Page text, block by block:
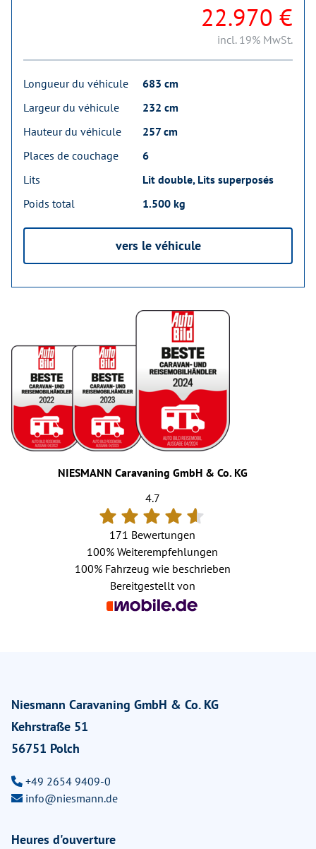
22.970 €
incl. 19% MwSt.
Longueur du véhicule
683 cm
Largeur du véhicule
232 cm
Hauteur du véhicule
257 cm
Places de couchage
6
Lits
Lit double, Lits superposés
Poids total
1.500 kg
vers le véhicule
NIESMANN Caravaning GmbH & Co. KG
4.7
171 Bewertungen
100% Weiterempfehlungen
100%Fahrzeug wie beschrieben
Bereitgestellt von
Niesmann Caravaning GmbH & Co. KG
Kehrstraße 51
56751 Polch
+49 2654 9409-0
info@niesmann.de
Heures d'ouverture